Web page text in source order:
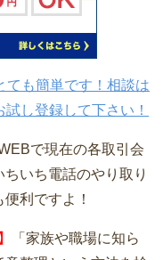
ても簡単です！相談は
し登録して下さい！
で現在の各取引会
いち電話のやり取り
利ですよ！
「家族や職場に知ら